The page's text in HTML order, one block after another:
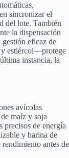
sincronizar el
del lote. También
la dispensación
eficaz de
estiércol—protege
instancia, la
avícolas
maíz y soja
precisos de energía
y harina de
antes de